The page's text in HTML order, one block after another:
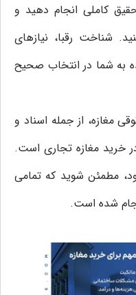
کاملی انجام دهید و
شناخت رقبا، نیازهای
به شما در انتخاب صحیح
مغازه، از جمله اسناد و
خرید مغازه تجاری است.
مطمئن شوید که تمامی
شده است.